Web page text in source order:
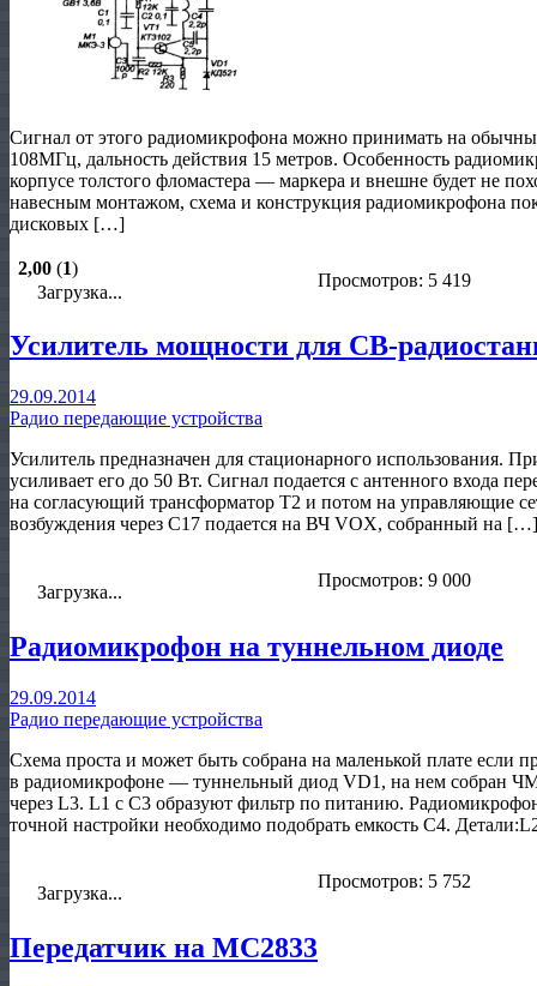
Сигнал от этого радиомикрофона можно принимать на
108МГц, дальность действия 15 метров. Особенность
корпусе толстого фломастера — маркера и внешне будет не
навесным монтажом, схема и конструкция радиомикрофона
дисковых […]
2,00 (1)
Загрузка...
Просмотров: 5 419
Усилитель мощности для СВ-
29.09.2014
Радио передающие устройства
Усилитель предназначен для стационарного использования.
усиливает его до 50 Вт. Сигнал подается с антенного входа
на согласующий трансформатор Т2 и потом на управляющие
возбуждения через С17 подается на ВЧ VOX, собранный на […]
Загрузка...
Просмотров: 9 000
Радиомикрофон на туннельном диоде
29.09.2014
Радио передающие устройства
Схема проста и может быть собрана на маленькой плате
в радиомикрофоне — туннельный диод VD1, на нем собран
через L3. L1 с С3 образуют фильтр по питанию.
точной настройки необходимо подобрать емкость С4.
Загрузка...
Просмотров: 5 752
Передатчик на МС2833